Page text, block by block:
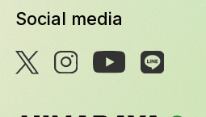
Social media